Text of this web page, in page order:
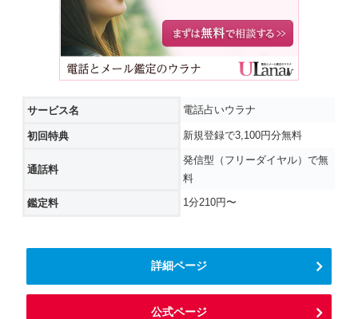
サービス名 電話占いウラナ
初回特典 新規登録で3,100円分無料
通話料
発信型（フリーダイヤル）で無
料
鑑定料 1分210円〜
詳細ページ
公式ページ